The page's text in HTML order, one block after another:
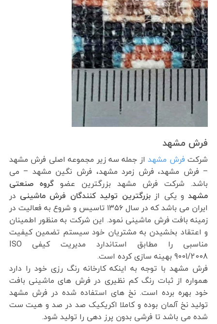
فرش مشهد
شرکت فرش مشهداز جمله سه زیر مجموعه اصلی فرش مشهد
– فرش مشهد، فرش زمرد مشهد، فرش نگین مشهد – می
باشد. شرکت فرش مشهد بزرگترین عضوگروه صنعتی
مشهدو یکی ازبزرگترین تولید کنندگان فرش ماشینی در
ایران می باشد که در سال ۱۳۵۶ تاسیس و شروع به فعالیت در
زمینه بافت فرش ماشینی نمود. این شرکت به منظور اطمینان
و اعتقاد بخشیدن به مشتریان خود سیستم تضمین کیفیت
مناسبی را مطابق استاندارد مدیریت کیفی ISO
9001/2008 بهینه سازی کرده است.
فرش مشهد با توجه به اینکه کارخانه رنگ رزی خود را دارد
همواره از ثبات رنگ کم نظیری در فرش های ماشینی بافت
خود بهره برده است. نخ های استفاده شده در فرش مشهد
تولید نخ آلمان بوده و کاملا اکریکیک صد در صد و هیت ست
شده می باشد تا فرشی بدون پرز دهی را تولید شود.